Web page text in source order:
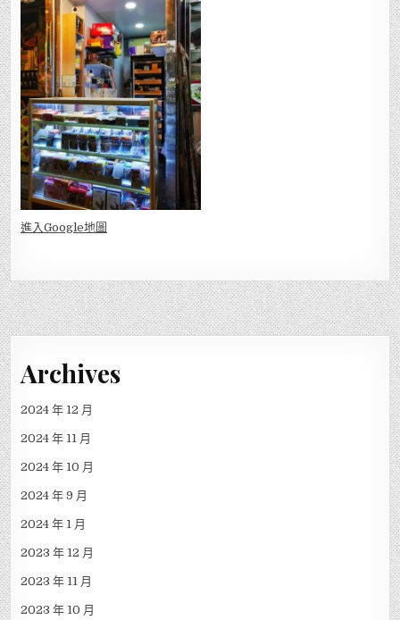
進入Google地圖
Archives
2024 年 12 月
2024 年 11 月
2024 年 10 月
2024 年 9 月
2024 年 1 月
2023 年 12 月
2023 年 11 月
2023 年 10 月